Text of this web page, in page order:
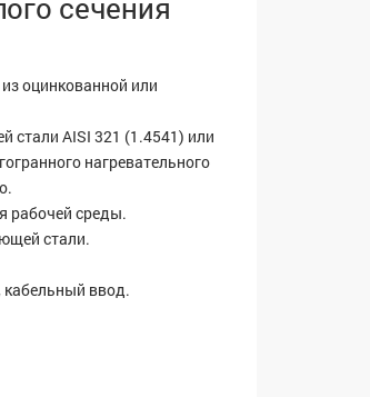
оцинкованной или
стали AISI 321 (1.4541) или
нагревательного
рабочей среды.
стали.
ввод.